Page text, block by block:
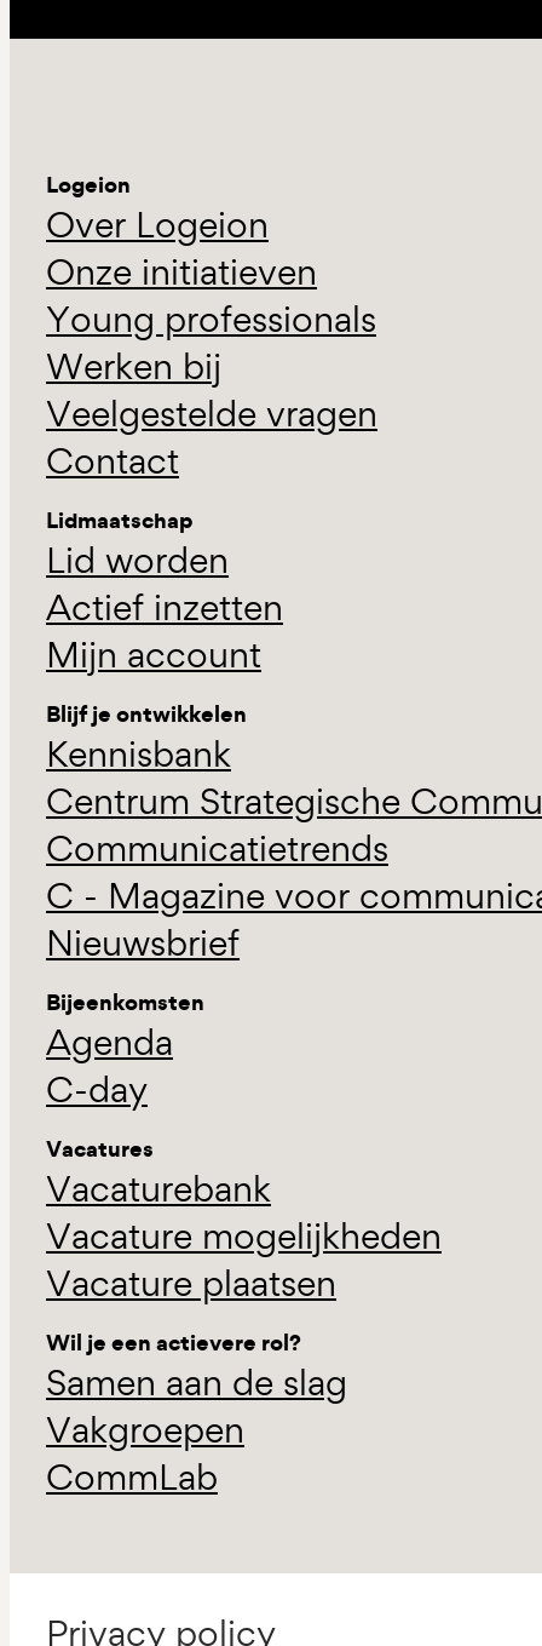
Logeion
Over Logeion
Onze initiatieven
Young professionals
Werken bij
Veelgestelde vragen
Contact
Lidmaatschap
Lid worden
Actief inzetten
Mijn account
Blijf je ontwikkelen
Kennisbank
Centrum Strategische
Communicatietrends
C - Magazine voor
Nieuwsbrief
Bijeenkomsten
Agenda
C-day
Vacatures
Vacaturebank
Vacature mogelijkheden
Vacature plaatsen
Wil je een actievere rol?
Samen aan de slag
Vakgroepen
CommLab
Privacy policy